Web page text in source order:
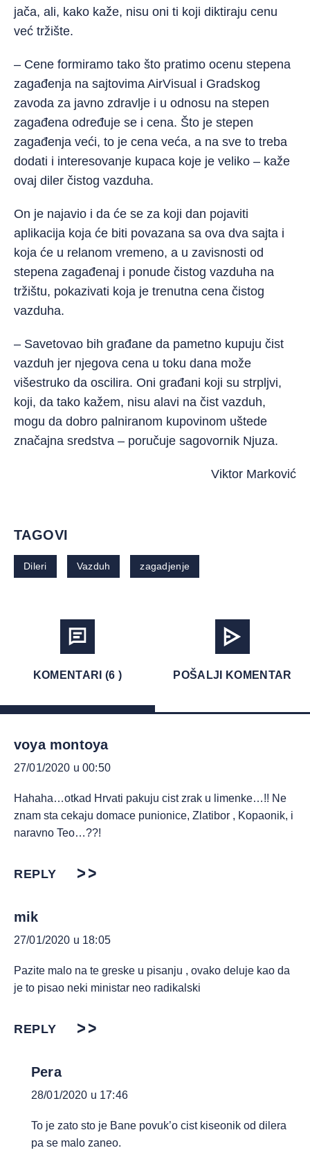
jača, ali, kako kaže, nisu oni ti koji diktiraju cenu
već tržište.
– Cene formiramo tako što pratimo ocenu stepena
zagađenja na sajtovima AirVisual i Gradskog
zavoda za javno zdravlje i u odnosu na stepen
zagađena određuje se i cena. Što je stepen
zagađenja veći, to je cena veća, a na sve to treba
dodati i interesovanje kupaca koje je veliko – kaže
ovaj diler čistog vazduha.
On je najavio i da će se za koji dan pojaviti
aplikacija koja će biti povazana sa ova dva sajta i
koja će u relanom vremeno, a u zavisnosti od
stepena zagađenaj i ponude čistog vazduha na
tržištu, pokazivati koja je trenutna cena čistog
vazduha.
– Savetovao bih građane da pametno kupuju čist
vazduh jer njegova cena u toku dana može
višestruko da oscilira. Oni građani koji su strpljvi,
koji, da tako kažem, nisu alavi na čist vazduh,
mogu da dobro palniranom kupovinom uštede
značajna sredstva – poručuje sagovornik Njuza.
Viktor Marković
TAGOVI
Dileri Vazduh zagadjenje
KOMENTARI (6 ) POŠALJI KOMENTAR
voya montoya
27/01/2020 u 00:50
Hahaha…otkad Hrvati pakuju cist zrak u limenke…!! Ne
znam sta cekaju domace punionice, Zlatibor , Kopaonik, i
naravno Teo…??!
REPLY
mik
27/01/2020 u 18:05
Pazite malo na te greske u pisanju , ovako deluje kao da
je to pisao neki ministar neo radikalski
REPLY
Pera
28/01/2020 u 17:46
To je zato sto je Bane povuk’o cist kiseonik od dilera
pa se malo zaneo.